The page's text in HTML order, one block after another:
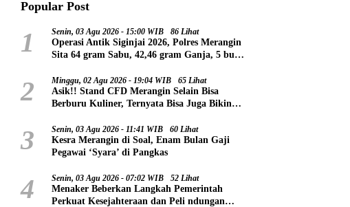
Popular Post
1 Senin, 03 Agu 2026 - 15:00 WIB 86 Lihat
Operasi Antik Siginjai 2026, Polres Merangin
Sita 64 gram Sabu, 42,46 gram Ganja, 5 butir
2 Minggu, 02 Agu 2026 - 19:04 WIB 65 Lihat
Asik!! Stand CFD Merangin Selain Bisa
Berburu Kuliner, Ternyata Bisa Juga Bikin
3 Senin, 03 Agu 2026 - 11:41 WIB 60 Lihat
Kesra Merangin di Soal, Enam Bulan Gaji
Pegawai ‘Syara’ di Pangkas
4 Senin, 03 Agu 2026 - 07:02 WIB 52 Lihat
Menaker Beberkan Langkah Pemerintah
Perkuat Kesejahteraan dan Peli ndungan